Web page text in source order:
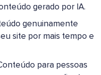
gerado por IA.
genuinamente
site por mais tempo e
para pessoas